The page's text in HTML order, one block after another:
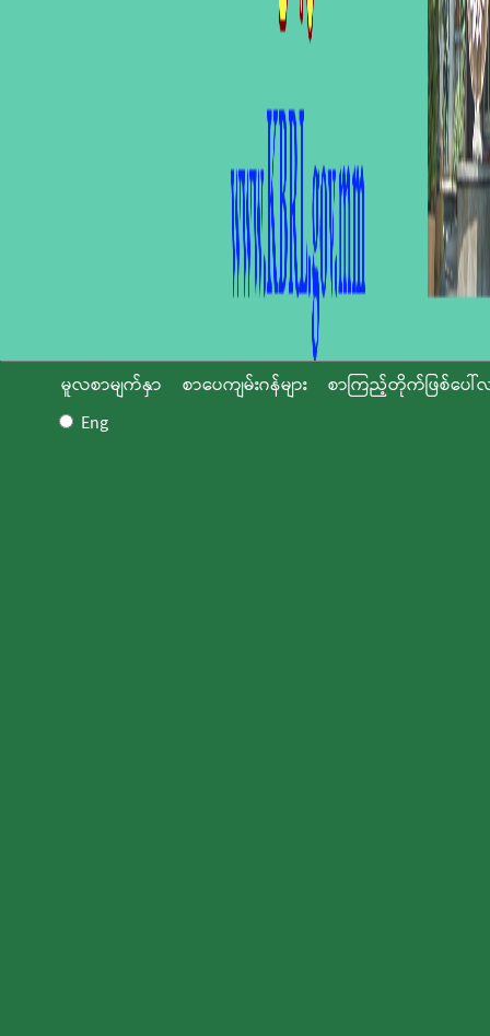
မူလစာမျက်နှာ စာပေကျမ်းဂန်များ
စာကြည့်တိုက်ဖြစ်ပေါ်
Eng